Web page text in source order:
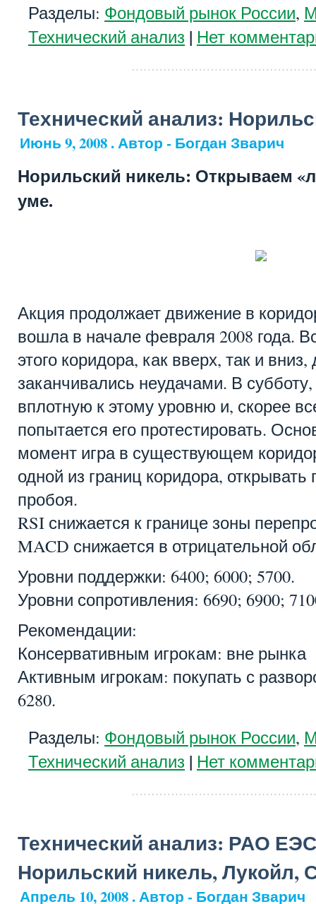
Разделы: Фондовый рынок России,
Технический анализ | Нет
Технический анализ:
Июнь 9, 2008 . Автор - Богдан Зварич
Норильский никель: Открываем
уме.
Акция продолжает движение в
вошла в начале февраля 2008 года.
этого коридора, как вверх, так и
заканчивались неудачами. В
вплотную к этому уровню и, скорее
попытается его протестировать.
момент игра в существующем
одной из границ коридора, открывать
пробоя.
RSI снижается к границе зоны
MACD снижается в отрицательной
Уровни поддержки: 6400; 6000; 5700.
Уровни сопротивления: 6690; 6900;
Рекомендации:
Консервативным игрокам: вне рынка
Активным игрокам: покупать с
6280.
Разделы: Фондовый рынок России,
Технический анализ | Нет
Технический анализ: РАО
Норильский никель, Лукойл,
Апрель 10, 2008 . Автор - Богдан Зварич